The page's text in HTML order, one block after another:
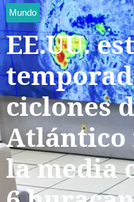
Mundo
EE.UU.
ciclones
Atlántico
la media